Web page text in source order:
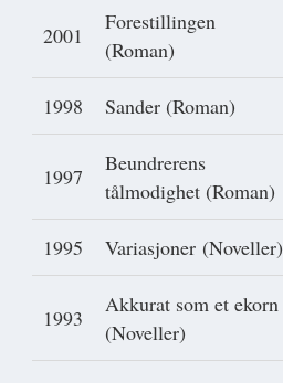
2001
Forestillingen
(Roman)
1998 Sander (Roman)
1997
Beundrerens
tålmodighet (Roman)
1995 Variasjoner (Noveller)
1993
Akkurat som et ekorn
(Noveller)